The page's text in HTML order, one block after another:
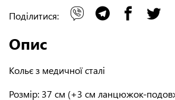
Поділитися:
Опис
Кольє з медичної сталі
Розмір: 37 см (+3 см ланцюжок-